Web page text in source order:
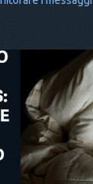
Condividi
Twitter